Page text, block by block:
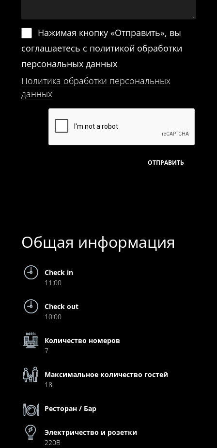
Нажимая кнопку «Отправить», вы
соглашаетесь с политикой обработки
персональных данных
Политика обработки персональных
данных
Общая информация
Check in
11:00
Check out
10:00
Количество номеров
7
Максимальное количество гостей
18
Ресторан / Бар
Электричество и розетки
220В